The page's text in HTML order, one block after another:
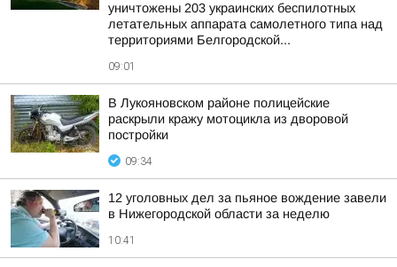
уничтожены 203 украинских беспилотных
летательных аппарата самолетного типа над
территориями Белгородской...
09:01
В Лукояновском районе полицейские
раскрыли кражу мотоцикла из дворовой
постройки
09:34
12 уголовных дел за пьяное вождение завели
в Нижегородской области за неделю
10:41